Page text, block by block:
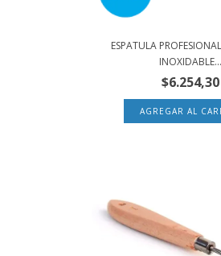
ESPATULA
INOXIDABLE...
$6.254,30